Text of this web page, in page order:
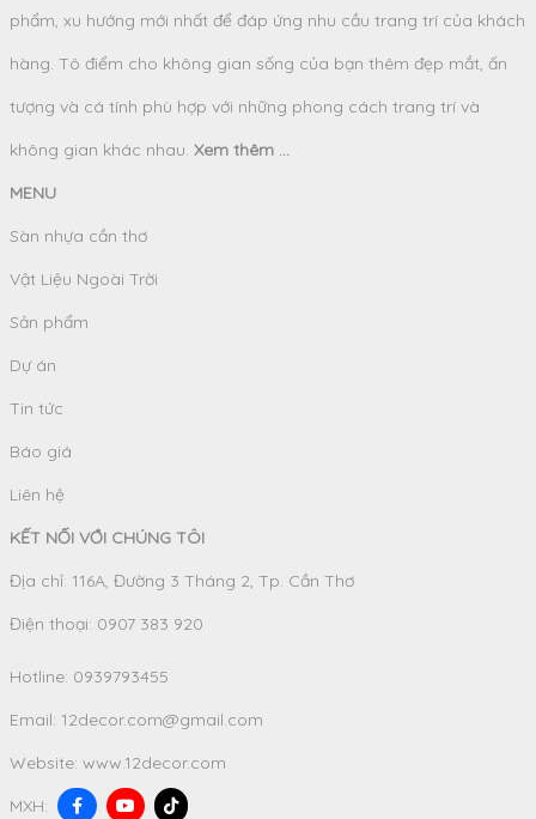
phẩm, xu hướng mới nhất để đáp ứng nhu cầu trang trí của khách
hàng. Tô điểm cho không gian sống của bạn thêm đẹp mắt, ấn
tượng và cá tính phù hợp với những phong cách trang trí và
không gian khác nhau. Xem thêm ...
MENU
Sàn nhựa cần thơ
Vật Liệu Ngoài Trời
Sản phẩm
Dự án
Tin tức
Báo giá
Liên hệ
KẾT NỐI VỚI CHÚNG TÔI
Địa chỉ: 116A, Đường 3 Tháng 2, Tp. Cần Thơ
Điện thoại: 0907 383 920
Hotline: 0939793455
Email: 12decor.com@gmail.com
Website: www.12decor.com
MXH: